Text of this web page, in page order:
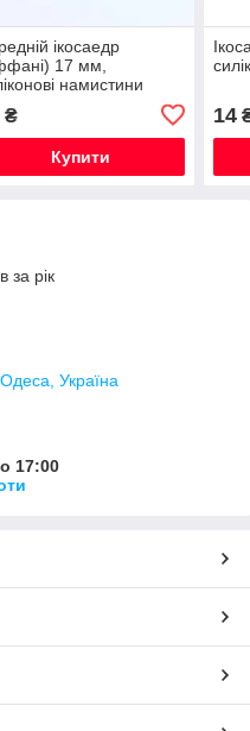
ікосаедр
17 мм,
намистини
₴
Купити
14
за рік
Україна
17:00